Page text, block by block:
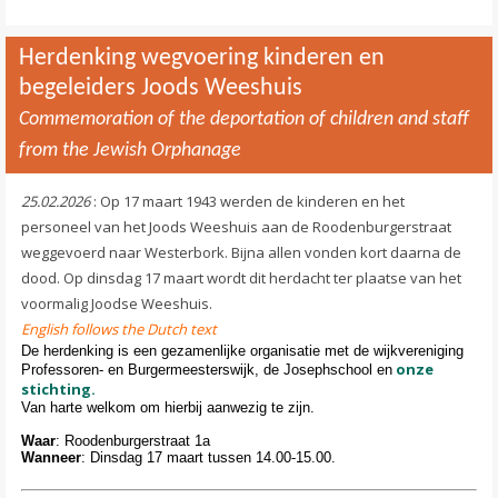
Herdenking wegvoering kinderen en
begeleiders Joods Weeshuis
Commemoration of the deportation of children and staff
from the Jewish Orphanage
25.02.2026: Op 17 maart 1943 werden de kinderen en het
personeel van het Joods Weeshuis aan de Roodenburgerstraat
weggevoerd naar Westerbork. Bijna allen vonden kort daarna de
dood. Op dinsdag 17 maart wordt dit herdacht ter plaatse van het
voormalig Joodse Weeshuis.
English follows the Dutch text
De herdenking is een gezamenlijke organisatie met de wijkvereniging
Professoren- en Burgermeesterswijk, de Josephschool en onze
stichting.
Van harte welkom om hierbij aanwezig te zijn.
Waar: Roodenburgerstraat 1a
Wanneer: Dinsdag 17 maart tussen 14.00-15.00.